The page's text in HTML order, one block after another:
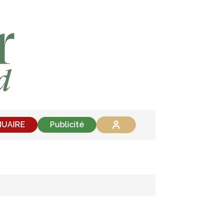
Publicité